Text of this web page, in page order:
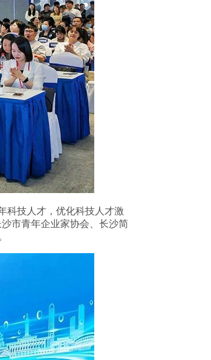
科技人才，优化科技人才激
市青年企业家协会、长沙简